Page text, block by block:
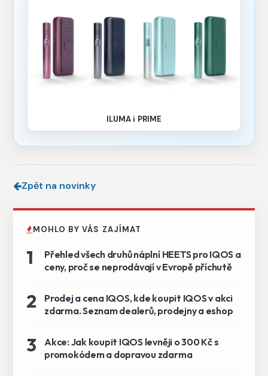
ILUMA i PRIME
Zpět na novinky
MOHLO BY VÁS ZAJÍMAT
1
Přehled všech druhů náplní HEETS pro IQOS a
ceny, proč se neprodávají v Evropě příchutě
2
Prodej a cena IQOS, kde koupit IQOS v akci
zdarma. Seznam dealerů, prodejny a eshop
3
Akce: Jak koupit IQOS levněji o 300 Kč s
promokódem a dopravou zdarma